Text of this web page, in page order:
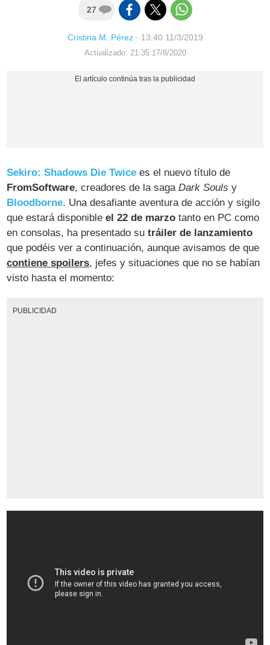
27
Cristina M. Pérez· 13:40 11/3/2019
Actualizado: 21:35 17/8/2020
Sekiro: Shadows Die Twice es el nuevo título de
FromSoftware, creadores de la sagaDark Souls y
Bloodborne. Una desafiante aventura de acción y sigilo
que estará disponibleel 22 de marzo tanto en PC como
en consolas, ha presentado sutráiler de lanzamiento
que podéis ver a continuación, aunque avisamos de que
contiene spoilers, jefes y situaciones que no se habían
visto hasta el momento:
PUBLICIDAD